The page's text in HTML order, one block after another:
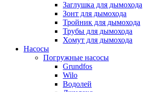
Заглушка для дымохода
Зонт для дымохода
Тройник для дымохода
Трубы для дымохода
Хомут для дымохода
Насосы
Погружные насосы
Grundfos
Wilo
Водолей